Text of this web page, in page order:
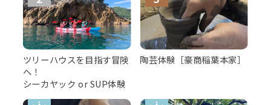
ツリーハウスを目指す冒険
へ！
シーカヤック or SUP体験
陶芸体験［豪商稲葉本家］